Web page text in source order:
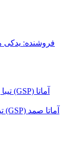
فروشنده: یدکی
تسمه هیدرولیک (4PK945) تیبا پژو 2000 وپراید 92 (GSP) آماتا صمد